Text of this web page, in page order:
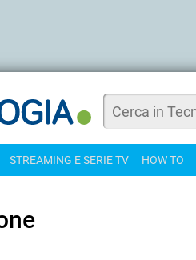
STREAMING E SERIE TV HOW TO